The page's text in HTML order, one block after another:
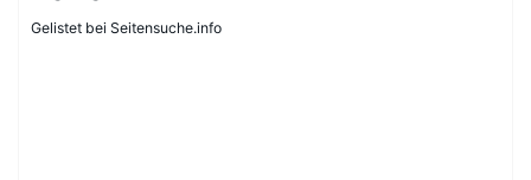
Gelistet bei Seitensuche.info